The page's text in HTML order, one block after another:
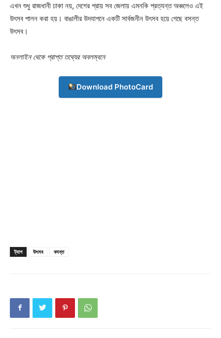
এখন শুধু রাজধানী ঢাকা নয়, দেশের প্রায় সব জেলায় এমনকি প্রত্যন্ত অঞ্চলেও এই
উৎসব পালন করা হয়। বাঙালীর উদযাপনে একটি সার্বজনীন উৎসব হয়ে গেছে বসন্ত
উৎসব।
অনলাইন থেকে প্রাপ্ত তথ্যের অবলম্বনে
Download PhotoCard
ট্যাগ উৎসব বসন্ত